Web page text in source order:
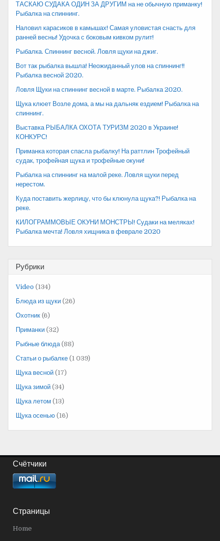
ТАСКАЮ СУДАКА ОДИН ЗА ДРУГИМ на не обычную приманку!
Рыбалка на спиннинг.
Наловил карасиков в камышах! Самая уловистая снасть для
ранней весны! Удочка с боковым кивком рулит!
Рыбалка. Спиннинг весной. Ловля щуки на джиг.
Вот так рыбалка вышла! Неожиданный улов на спиннинг!!
Рыбалка весной 2020.
Ловля Щуки на спиннинг весной в марте. Рыбалка 2020.
Щука клюет Возле дома, а мы на дальняк ездием! Рыбалка на
спиннинг.
Выставка РЫБАЛКА ОХОТА ТУРИЗМ 2020 в Украине!
КОНКУРС!
Приманка которая спасла рыбалку! На раттлин Трофейный
судак, трофейная щука и трофейные окуни!
Рыбалка на спиннинг на малой реке. Ловля щуки перед
нерестом.
Куда поставить жерлицу, что бы клюнула щука?! Рыбалка на
реке.
КИЛОГРАММОВЫЕ ОКУНИ МОНСТРЫ! Судаки на меляках!
Рыбалка мечта! Ловля хищника в феврале 2020
Рубрики
Video (134)
Блюда из щуки (26)
Охотник (6)
Приманки (32)
Рыбные блюда(88)
Статьи о рыбалке (1 039)
Щука весной (17)
Щука зимой (34)
Щука летом (13)
Щука осенью (16)
Счётчики
Страницы
Home